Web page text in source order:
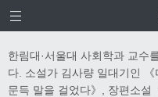
한림대·서울대 사회학과 교수
다. 소설가 김사량 일대기인
문득 말을 걸었다》, 장편소설